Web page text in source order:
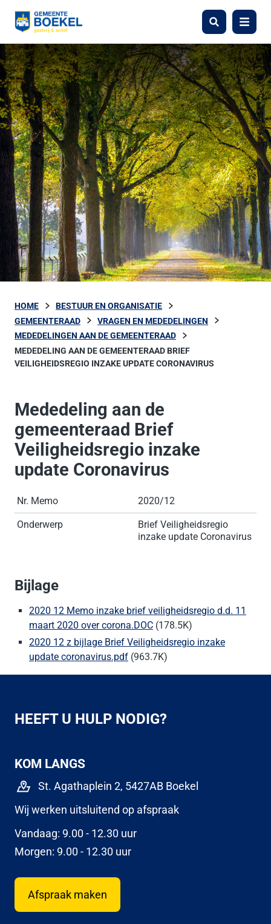
Zoeken Menu
HOME
BESTUUR EN ORGANISATIE
GEMEENTERAAD
VRAGEN EN MEDEDELINGEN
MEDEDELINGEN AAN DE GEMEENTERAAD
MEDEDELING AAN DE GEMEENTERAAD BRIEF
VEILIGHEIDSREGIO INZAKE UPDATE CORONAVIRUS
Mededeling aan de
gemeenteraad Brief
Veiligheidsregio inzake
update Coronavirus
Nr. Memo 2020/12
Onderwerp
Brief Veiligheidsregio
inzake update Coronavirus
Bijlage
2020 12 Memo inzake brief veiligheidsregio d.d. 11
maart 2020 over corona.DOC (178.5K)
2020 12 z bijlage Brief Veiligheidsregio inzake
update coronavirus.pdf (963.7K)
HEEFT U HULP NODIG?
KOM LANGS
St. Agathaplein 2, 5427AB Boekel
Wij werken uitsluitend op afspraak
Vandaag: 9.00 - 12.30 uur
Morgen: 9.00 - 12.30 uur
Afspraak maken